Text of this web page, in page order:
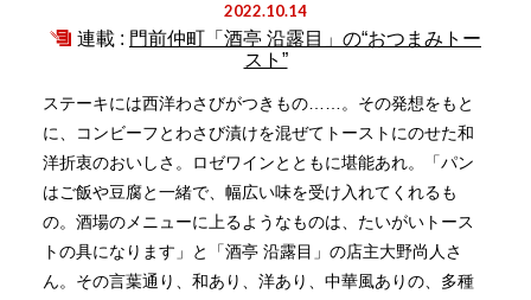
2022.10.14
連載 : 門前仲町「酒亭 沿露目」の“おつまみトー
スト”
ステーキには西洋わさびがつきもの……。その発想をもと
に、コンビーフとわさび漬けを混ぜてトーストにのせた和
洋折衷のおいしさ。ロゼワインとともに堪能あれ。「パン
はご飯や豆腐と一緒で、幅広い味を受け入れてくれるも
の。酒場のメニューに上るようなものは、たいがいトース
トの具になります」と「酒亭 沿露目」の店主大野尚人さ
ん。その言葉通り、和あり、洋あり、中華風ありの、多種